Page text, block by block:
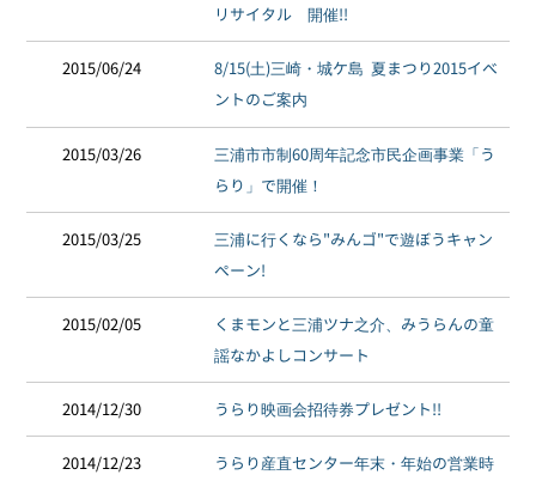
リサイタル 開催!!
2015/06/24
8/15(土)三崎・城ケ島 夏まつり2015イベ
ントのご案内
2015/03/26
三浦市市制60周年記念市民企画事業「う
らり」で開催！
2015/03/25
三浦に行くなら"みんゴ"で遊ぼうキャン
ペーン!
2015/02/05
くまモンと三浦ツナ之介、みうらんの童
謡なかよしコンサート
2014/12/30 うらり映画会招待券プレゼント!!
2014/12/23
うらり産直センター年末・年始の営業時